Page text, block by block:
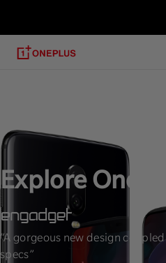
Explore
“A gorgeous new design
specs”